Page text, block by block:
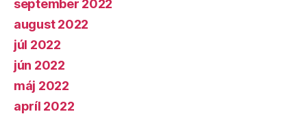
september 2022
august 2022
júl 2022
jún 2022
máj 2022
apríl 2022